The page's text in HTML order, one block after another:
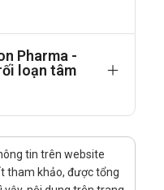
quá liều cần thông báo cho
nhất để theo dõi và điều trị
Pharma -
loạn tâm
tin trên website
tham khảo, được tổng